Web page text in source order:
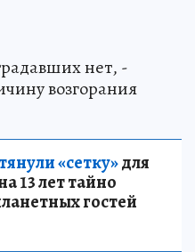
нет, -
возгорания
«сетку»для
13 лет тайно
гостей